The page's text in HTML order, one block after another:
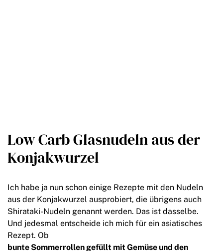
Low Carb Glasnudeln aus der
Konjakwurzel
Ich habe ja nun schon einige Rezepte mit den Nudeln
aus der Konjakwurzel ausprobiert, die übrigens auch
Shirataki-Nudeln genannt werden. Das ist dasselbe.
Und jedesmal entscheide ich mich für ein asiatisches
Rezept. Ob
bunte Sommerrollen gefüllt mit Gemüse und den